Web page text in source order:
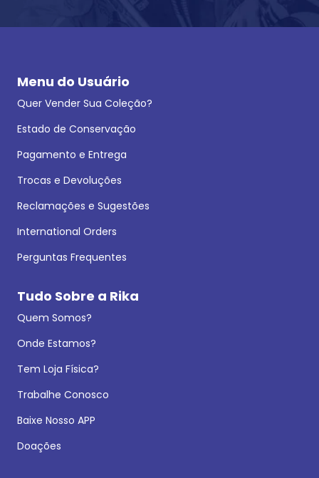
Menu do Usuário
Quer Vender Sua Coleção?
Estado de Conservação
Pagamento e Entrega
Trocas e Devoluções
Reclamações e Sugestões
International Orders
Perguntas Frequentes
Tudo Sobre a Rika
Quem Somos?
Onde Estamos?
Tem Loja Física?
Trabalhe Conosco
Baixe Nosso APP
Doações